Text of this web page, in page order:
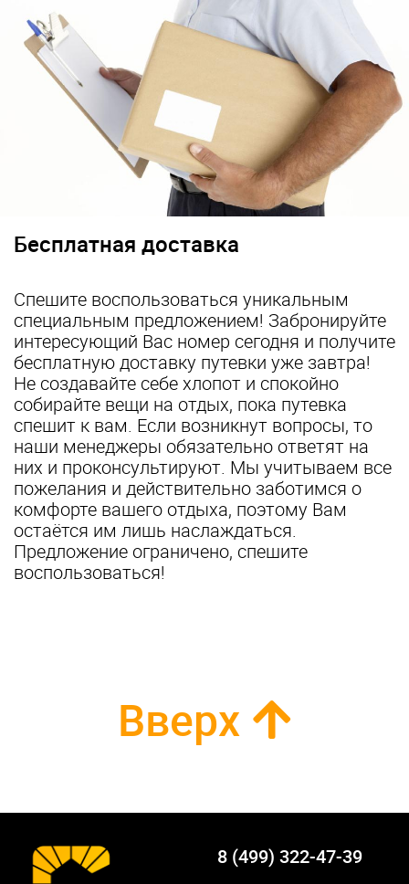
Бесплатная доставка
Спешите воспользоваться уникальным
специальным предложением! Забронируйте
интересующий Вас номер сегодня и получите
бесплатную доставку путевки уже завтра!
Не создавайте себе хлопот и спокойно
собирайте вещи на отдых, пока путевка
спешит к вам. Если возникнут вопросы, то
наши менеджеры обязательно ответят на
них и проконсультируют. Мы учитываем все
пожелания и действительно заботимся о
комфорте вашего отдыха, поэтому Вам
остаётся им лишь наслаждаться.
Предложение ограничено, спешите
воспользоваться!
Вверх
8 (499) 322-47-39